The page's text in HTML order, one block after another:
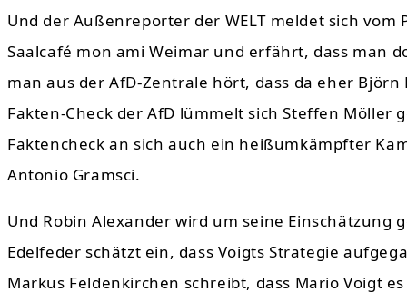
Und der Außenreporter der WELT meldet sich
Saalcafé mon ami Weimar und erfährt, dass man
man aus der AfD-Zentrale hört, dass da eher
Fakten-Check der AfD lümmelt sich Steffen
Faktencheck an sich auch ein heißumkämpfter
Antonio Gramsci.
Und Robin Alexander wird um seine
Edelfeder schätzt ein, dass Voigts Strategie
Markus Feldenkirchen schreibt, dass Mario Voigt